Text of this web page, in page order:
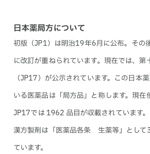
日本薬局方について
初版（JP1）は明治19年6月に公布。その
に改訂が重ねられています。現在では、第
（JP17）が公示されています。この日本
いる医薬品は「局方品」と称します。現在
JP17では 1962 品目が収載されています
漢方製剤は「医薬品各条 生薬等」として
ています。